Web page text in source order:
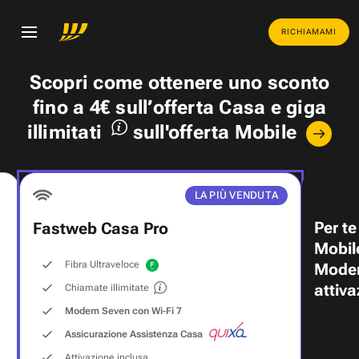
RICHIAMAMI
Scopri come ottenere uno sconto
fino a 4€ sull’offerta Casa egiga
illimitati
sull'offerta Mobile
LA PIÙ VENDUTA
Fastweb Casa Pro
Fibra Ultraveloce
Chiamate illimitate
Modem Seven con Wi‑Fi 7
Assicurazione Assistenza Casa
Per